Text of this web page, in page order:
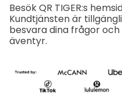
Besök QR TIGER:s
Kundtjänsten är
besvara dina frågor
äventyr.